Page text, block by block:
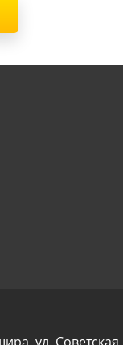
ул. Советская,